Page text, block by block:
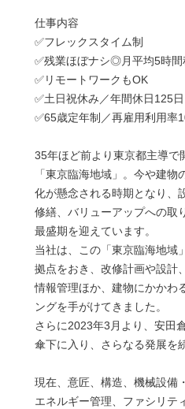
仕事内容
✅フレックスタイム制
✅残業ほぼナシ◎月平均5時間
✅リモートワークもOK
✅土日祝休み／年間休日125日
✅65歳定年制／再雇用利用率
35年ほど前より東京都主導で
「東京臨海地域」。今や建物
化が懸念される時期となり、
修繕、バリューアップへの取
最盛期を迎えています。
当社は、この「東京臨海地域
拠点をおき、改修計画や設計
情報管理ほか、建物にかかわ
ングを手がけてきました。
さらに2023年3月より、安田
傘下に入り、さらなる発展を
現在、意匠、構造、機械設備
エネルギー管理、ファシリテ